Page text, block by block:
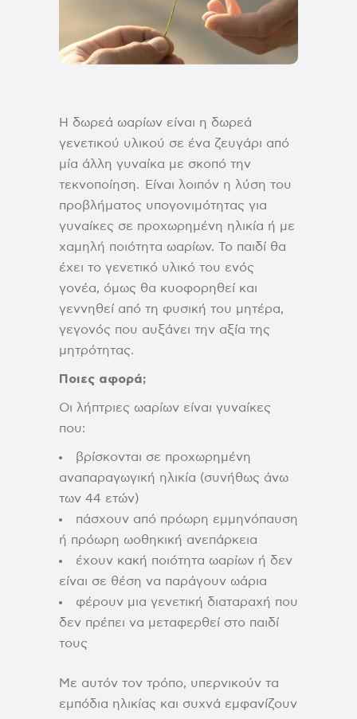
Η δωρεά ωαρίων είναι η δωρεά
γενετικού υλικού σε ένα ζευγάρι από
μία άλλη γυναίκα με σκοπό την
τεκνοποίηση. Είναι λοιπόν η λύση του
προβλήματος υπογονιμότητας για
γυναίκες σε προχωρημένη ηλικία ή με
χαμηλή ποιότητα ωαρίων. Το παιδί θα
έχει το γενετικό υλικό του ενός
γονέα, όμως θα κυοφορηθεί και
γεννηθεί από τη φυσική του μητέρα,
γεγονός που αυξάνει την αξία της
μητρότητας.
Ποιες αφορά;
Οι λήπτριες ωαρίων είναι γυναίκες
που:
βρίσκονται σε προχωρημένη
αναπαραγωγική ηλικία (συνήθως άνω
των 44 ετών)
πάσχουν από πρόωρη εμμηνόπαυση
ή πρόωρη ωοθηκική ανεπάρκεια
έχουν κακή ποιότητα ωαρίων ή δεν
είναι σε θέση να παράγουν ωάρια
φέρουν μια γενετική διαταραχή που
δεν πρέπει να μεταφερθεί στο παιδί
τους
Με αυτόν τον τρόπο, υπερνικούν τα
εμπόδια ηλικίας και συχνά εμφανίζουν